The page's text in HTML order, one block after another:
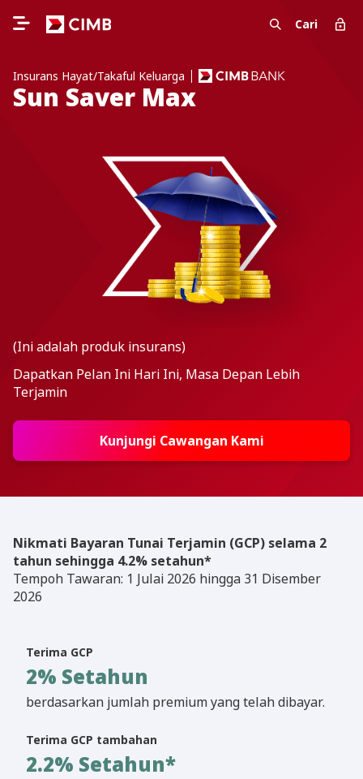
Cari
Insurans Hayat/Takaful Keluarga
Sun Saver Max
(Ini adalah produk insurans)
Dapatkan Pelan Ini Hari Ini, Masa Depan Lebih
Terjamin
Kunjungi Cawangan Kami
Nikmati Bayaran Tunai Terjamin (GCP) selama 2
tahun sehingga 4.2% setahun*
Tempoh Tawaran: 1 Julai 2026 hingga 31 Disember
2026
Terima GCP
2% Setahun
berdasarkan jumlah premium yang telah dibayar.
Terima GCP tambahan
2.2% Setahun*